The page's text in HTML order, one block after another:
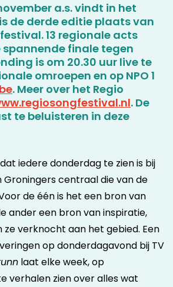
a.s. vindt in het
de derde editie plaats van
13 regionale acts
spannende finale tegen
is om 20.30 uur live te
omroepen en op NPO 1
. Meer over het Regio
. De
te beluisteren in deze
iedere donderdag te zien is bij
Groningers centraal die van de
de één is het een bron van
ander een bron van inspiratie,
ze verknocht aan het gebied. Een
op donderdagavond bij TV
laat elke week, op
verhalen zien over alles wat